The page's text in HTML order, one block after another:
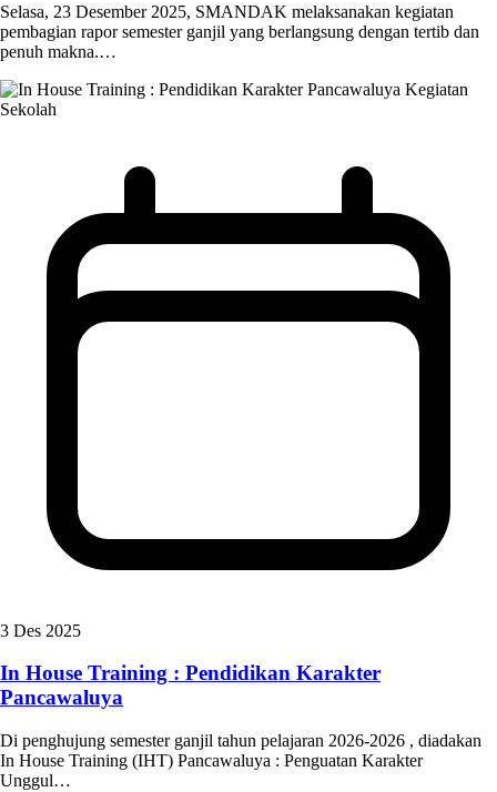
Selasa, 23 Desember 2025, SMANDAK melaksanakan kegiatan
pembagian rapor semester ganjil yang berlangsung dengan tertib dan
penuh makna.…
Kegiatan
Sekolah
3 Des 2025
In House Training : Pendidikan Karakter
Pancawaluya
Di penghujung semester ganjil tahun pelajaran 2026-2026 , diadakan
In House Training (IHT) Pancawaluya : Penguatan Karakter
Unggul…